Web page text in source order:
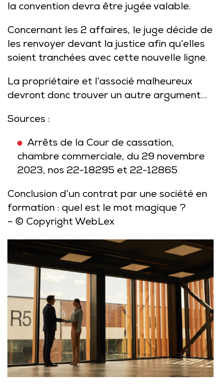
la convention devra être jugée valable.
Concernant les 2 affaires, le juge décide de
les renvoyer devant la justice afin qu’elles
soient tranchées avec cette nouvelle ligne.
La propriétaire et l’associé malheureux
devront donc trouver un autre argument…
Sources :
Arrêts de la Cour de cassation,
chambre commerciale, du 29 novembre
2023, nos 22-18295 et 22-12865
Conclusion d’un contrat par une société en
formation : quel est le mot magique ?
– © Copyright WebLex